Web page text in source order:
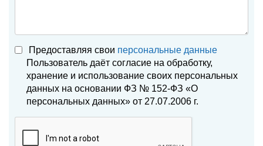
Предоставляя свои персональные данные
Пользователь даёт согласие на обработку,
хранение и использование своих персональных
данных на основании ФЗ № 152-ФЗ «О
персональных данных» от 27.07.2006 г.